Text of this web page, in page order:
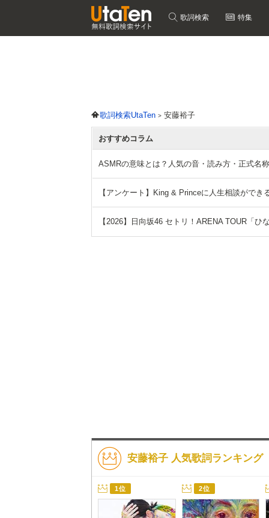
歌詞検索 特集
歌詞検索UtaTen 安藤裕子
おすすめコラム
ASMRの意味とは？人気の音・読み方・正式名
【アンケート】King & Princeに人生相談がで
【2026】日向坂46 セトリ！ARENA TOUR「
安藤裕子 人気歌詞ランキング
1位 2位